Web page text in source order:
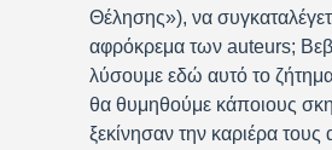
Θέλησης»), να
αφρόκρεμα των auteurs;
λύσουμε εδώ αυτό το
θα θυμηθούμε κάποιους
ξεκίνησαν την καριέρα